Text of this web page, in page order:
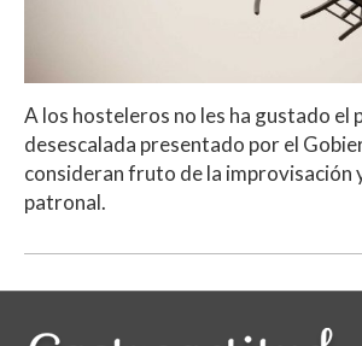
A los hosteleros no les ha gustado el
desescalada presentado por el
consideran fruto de la improvisación
patronal.